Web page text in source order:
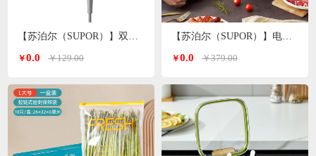
【苏泊尔（SUPOR）】双温双档电吹风白色 HDL-F3
￥0.0 ￥129.00
【苏泊尔（SUPOR）】电火锅6L H3724FKX71Y
￥0.0 ￥379.00